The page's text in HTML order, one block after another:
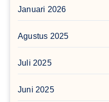
Januari 2026
Agustus 2025
Juli 2025
Juni 2025